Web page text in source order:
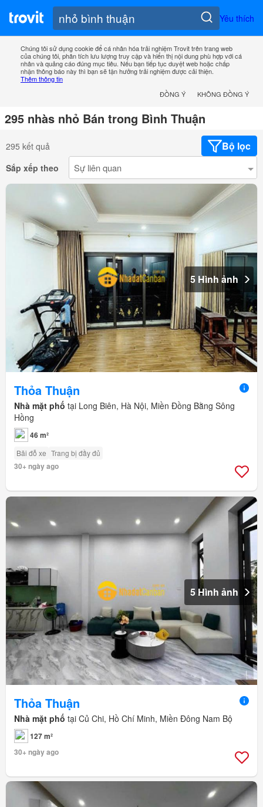
Yêu thích
Chúng tôi sử dụng cookie để cá nhân hóa trải nghiệm Trovit trên trang web
của chúng tôi, phân tích lưu lượng truy cập và hiển thị nội dung phù hợp với cá
nhân và quảng cáo đúng mục tiêu. Nếu bạn tiếp tục duyệt web hoặc chấp
nhận thông báo này thì bạn sẽ tận hưởng trải nghiệm được cải thiện.
Thêm thông tin
ĐỒNG Ý
KHÔNG ĐỒNG Ý
295 nhàs nhỏ Bán trong Bình Thuận
295 kết quả Bộ lọc
Sắp xếp theo
5 Hình ảnh
Thỏa Thuận
Nhà mặt phố tại Long Biên, Hà Nội, Miền Đồng Bằng Sông
Hồng
46 m²
Bãi đỗ xe Trang bị đầy đủ
30+ ngày ago
5 Hình ảnh
Thỏa Thuận
Nhà mặt phố tại Củ Chi, Hồ Chí Minh, Miền Đông Nam Bộ
127 m²
30+ ngày ago